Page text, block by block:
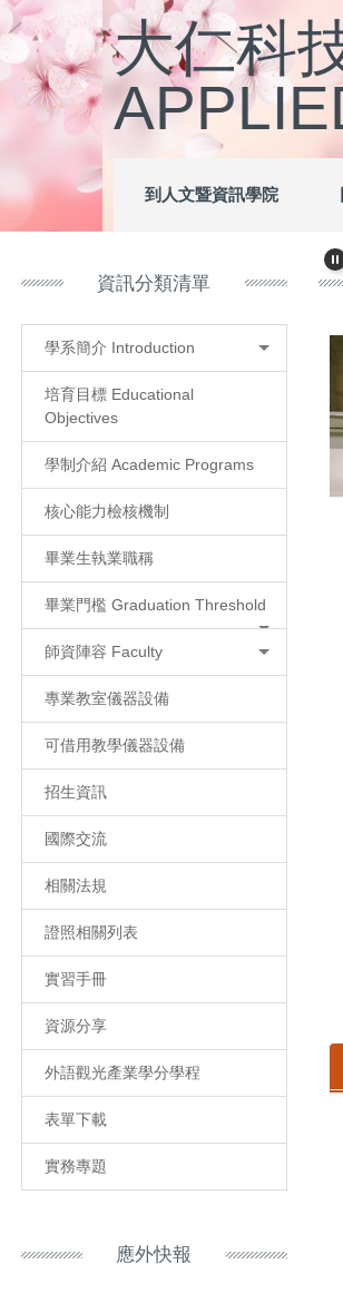
跳
到
主
要
大仁科
到人文暨資訊學院
資訊分類清單
學系簡介 Introduction
培育目標 Educational
Objectives
學制介紹 Academic Programs
核心能力檢核機制
畢業生執業職稱
畢業門檻 Graduation Threshold
師資陣容 Faculty
專業教室儀器設備
可借用教學儀器設備
招生資訊
國際交流
相關法規
證照相關列表
實習手冊
資源分享
外語觀光產業學分學程
表單下載
實務專題
應外快報